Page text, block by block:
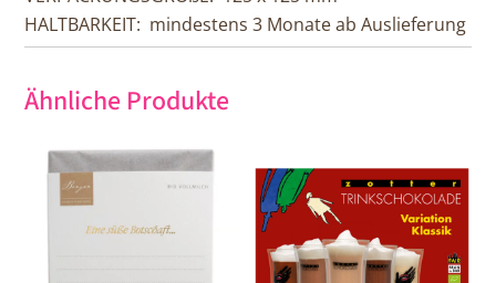
HALTBARKEIT: mindestens 3 Monate ab Auslieferung
Ähnliche Produkte